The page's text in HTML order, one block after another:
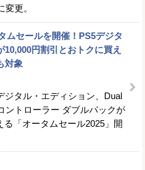
更。
ムセールを開催！PS5デジタ
10,000円割引とおトクに買え
対象
ジタル・エディション、Dual
ントローラー ダブルパックが
る「オータムセール2025」開